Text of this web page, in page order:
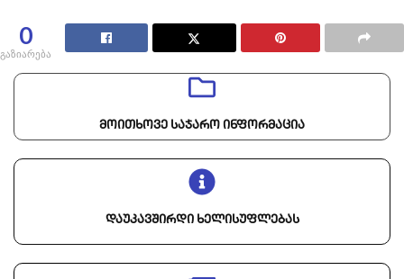
0
გაზიარება
მოითხოვე საჯარო ინფორმაცია
დაუკავშირდი ხელისუფლებას